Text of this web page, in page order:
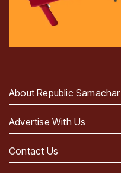
About Republic Samachar
Advertise With Us
Contact Us